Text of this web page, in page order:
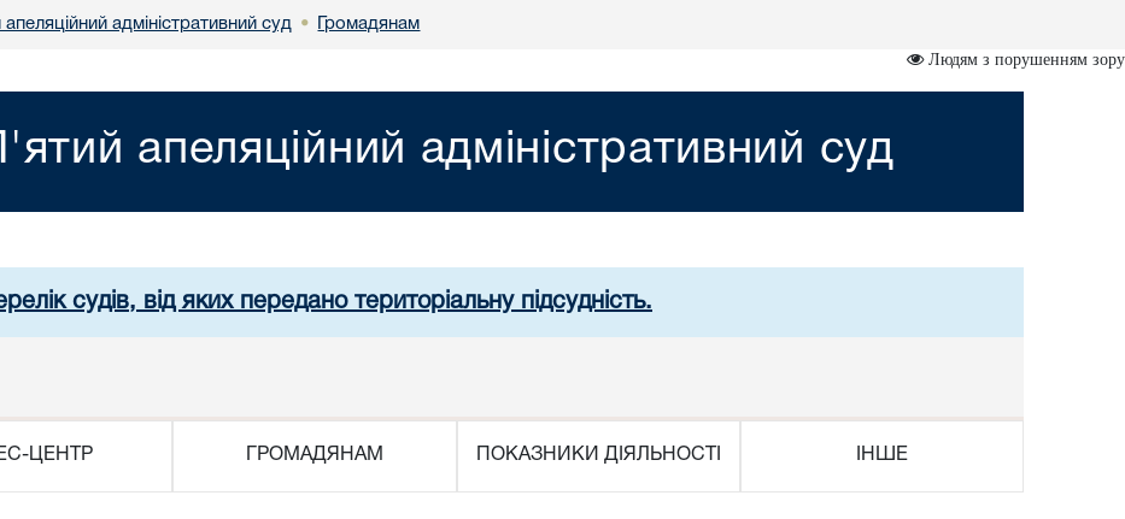
адміністративний суд • Громадянам
Людям з порушенням зору
апеляційний адміністративний суд
судів, від яких передано територіальну підсудність.
ЦЕНТР ГРОМАДЯНАМ ПОКАЗНИКИ ДІЯЛЬНОСТІ ІНШЕ